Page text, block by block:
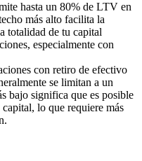
hasta un 80% de LTV en
más alto facilita la
totalidad de tu capital
especialmente con
con retiro de efectivo
se limitan a un
bajo significa que es posible
lo que requiere más